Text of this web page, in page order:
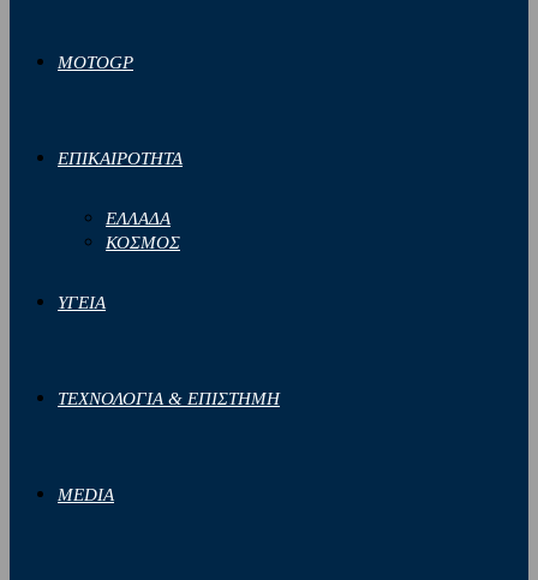
MOTOGP
ΕΠΙΚΑΙΡΟΤΗΤΑ
ΕΛΛΑΔΑ
ΚΟΣΜΟΣ
ΥΓΕΙΑ
ΤΕΧΝΟΛΟΓΙΑ & ΕΠΙΣΤΗΜΗ
MEDIA